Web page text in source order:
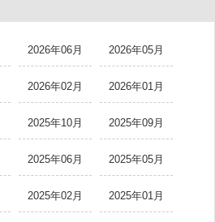
2026年06月 2026年05月
2026年02月 2026年01月
2025年10月 2025年09月
2025年06月 2025年05月
2025年02月 2025年01月